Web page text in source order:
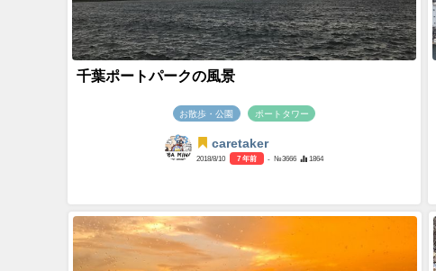
千葉ポートパークの風景
お散歩・公園 ポートタワー
caretaker
2018/8/10 7 年前 - №3666 1864